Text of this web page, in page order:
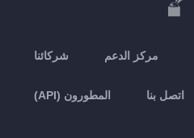
مركز الدعم شركائنا
اتصل بنا المطورون (API)